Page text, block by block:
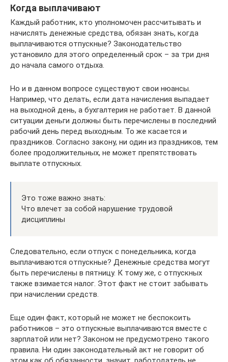
Когда выплачивают
Каждый работник, кто уполномочен рассчитывать и
начислять денежные средства, обязан знать, когда
выплачиваются отпускные? Законодательство
установило для этого определенный срок – за три дня
до начала самого отдыха.
Но и в данном вопросе существуют свои нюансы.
Например, что делать, если дата начисления выпадает
на выходной день, а бухгалтерия не работает. В данной
ситуации деньги должны быть перечислены в последний
рабочий день перед выходным. То же касается и
праздников. Согласно закону, ни один из праздников, тем
более продолжительных, не может препятствовать
выплате отпускных.
Это тоже важно знать:
Что влечет за собой нарушение трудовой
дисциплины
Следовательно, если отпуск с понедельника, когда
выплачиваются отпускные? Денежные средства могут
быть перечислены в пятницу. К тому же, с отпускных
также взимается налог. Этот факт не стоит забывать
при начислении средств.
Еще один факт, который не может не беспокоить
работников – это отпускные выплачиваются вместе с
зарплатой или нет? Законом не предусмотрено такого
правила. Ни один законодательный акт не говорит об